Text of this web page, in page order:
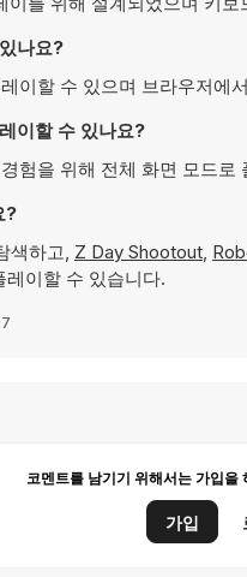
나요?
이할 수 있으며 브라우저에
이할 수 있나요?
험을 위해 전체 화면 모드로
?
색하고, Z Day Shootout,
이할 수 있습니다.
코멘트를 남기기 위해서는 가입을
가입